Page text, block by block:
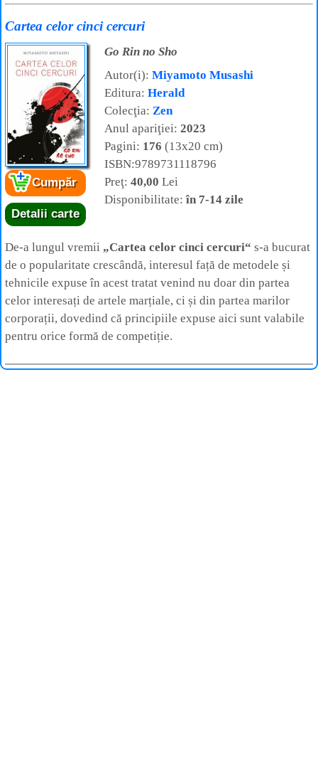
Cartea celor cinci cercuri
Cumpăr
Detalii carte
Go Rin no Sho
Autor(i): Miyamoto Musashi
Editura: Herald
Colecţia: Zen
Anul apariţiei: 2023
Pagini: 176 (13x20 cm)
ISBN:9789731118796
Preţ: 40,00 Lei
Disponibilitate:în 7-14 zile
De‑a lungul vremii „Cartea celor cinci cercuri“ s‑a bucurat
de o popularitate crescândă, interesul față de metodele și
tehnicile expuse în acest tratat venind nu doar din partea
celor interesați de artele marțiale, ci și din partea marilor
corporații, dovedind că principiile expuse aici sunt valabile
pentru orice formă de competiție.